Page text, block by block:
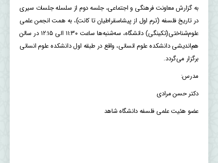
به گزارش معاونت فرهنگی و اجتماعی، جلسه دوم از سلسله جلسات سیری
در تاریخ فلسفه (ترم اول از پیشاسقراطیان تا کانت)، به همت انجمن علمی
علوم‌شناختی(تکینگی) دانشگاه، سه‌شنبه‌ها ساعت ۱۱:۳۰ الی ۱۲:۱۵ در سالن
هم‌اندیشی دانشکده علوم انسانی، واقع در طبقه اول دانشکده علوم انسانی
برگزار می‌گردد.
مدرس:
دکتر حسن مرادی
عضو هئیت‌ علمی فلسفه دانشگاه شاهد